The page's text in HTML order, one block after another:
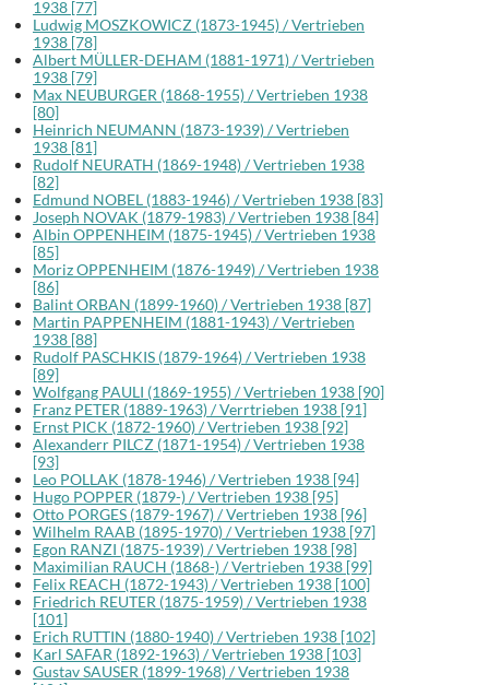
1938 [77]
Ludwig MOSZKOWICZ (1873-1945) / Vertrieben
1938 [78]
Albert MÜLLER-DEHAM (1881-1971) / Vertrieben
1938 [79]
Max NEUBURGER (1868-1955) / Vertrieben 1938
[80]
Heinrich NEUMANN (1873-1939) / Vertrieben
1938 [81]
Rudolf NEURATH (1869-1948) / Vertrieben 1938
[82]
Edmund NOBEL (1883-1946) / Vertrieben 1938 [83]
Joseph NOVAK (1879-1983) / Vertrieben 1938 [84]
Albin OPPENHEIM (1875-1945) / Vertrieben 1938
[85]
Moriz OPPENHEIM (1876-1949) / Vertrieben 1938
[86]
Balint ORBAN (1899-1960) / Vertrieben 1938 [87]
Martin PAPPENHEIM (1881-1943) / Vertrieben
1938 [88]
Rudolf PASCHKIS (1879-1964) / Vertrieben 1938
[89]
Wolfgang PAULI (1869-1955) / Vertrieben 1938 [90]
Franz PETER (1889-1963) / Verrtrieben 1938 [91]
Ernst PICK (1872-1960) / Vertrieben 1938 [92]
Alexanderr PILCZ (1871-1954) / Vertrieben 1938
[93]
Leo POLLAK (1878-1946) / Vertrieben 1938 [94]
Hugo POPPER (1879-) / Vertrieben 1938 [95]
Otto PORGES (1879-1967) / Vertrieben 1938 [96]
Wilhelm RAAB (1895-1970) / Vertrieben 1938 [97]
Egon RANZI (1875-1939) / Vertrieben 1938 [98]
Maximilian RAUCH (1868-) / Vertrieben 1938 [99]
Felix REACH (1872-1943) / Vertrieben 1938 [100]
Friedrich REUTER (1875-1959) / Vertrieben 1938
[101]
Erich RUTTIN (1880-1940) / Vertrieben 1938 [102]
Karl SAFAR (1892-1963) / Vertrieben 1938 [103]
Gustav SAUSER (1899-1968) / Vertrieben 1938